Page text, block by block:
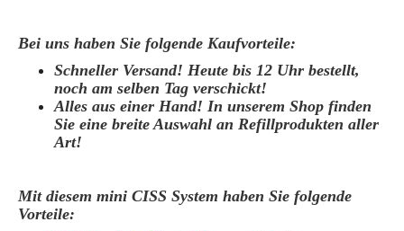
Bei uns haben Sie folgende Kaufvorteile:
Schneller Versand! Heute bis 12 Uhr bestellt,
noch am selben Tag verschickt!
Alles aus einer Hand! In unserem Shop finden
Sie eine breite Auswahl an Refillprodukten aller
Art!
Mit diesem mini CISS System haben Sie folgende
Vorteile: